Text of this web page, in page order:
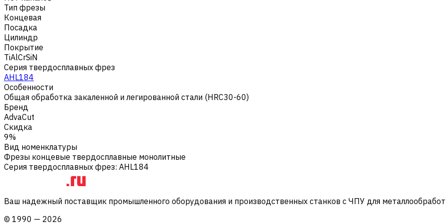
Тип фрезы
Концевая
Посадка
Цилиндр
Покрытие
TiAlCrSiN
Серия твердосплавных фрез
AHL184
Особенности
Общая обработка закаленной и легированной стали (HRC30-60)
Бренд
AdvaCut
Скидка
9%
Вид номенклатуры
Фрезы концевые твердосплавные монолитные
Серия твердосплавных фрез: AHL184
Ваш надежный поставщик промышленного оборудования и производственных станков с ЧПУ для
© 1990 — 2026